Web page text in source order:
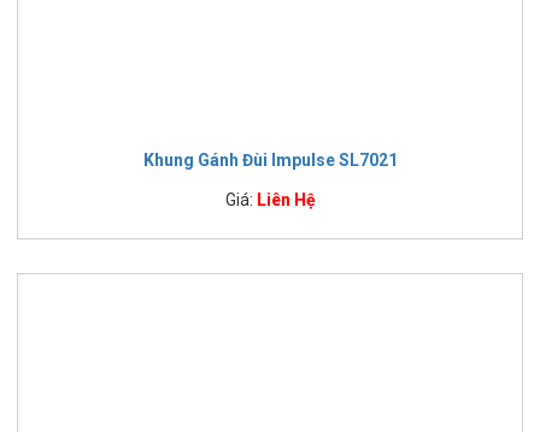
Khung Gánh Đùi Impulse SL7021
Giá: Liên Hệ